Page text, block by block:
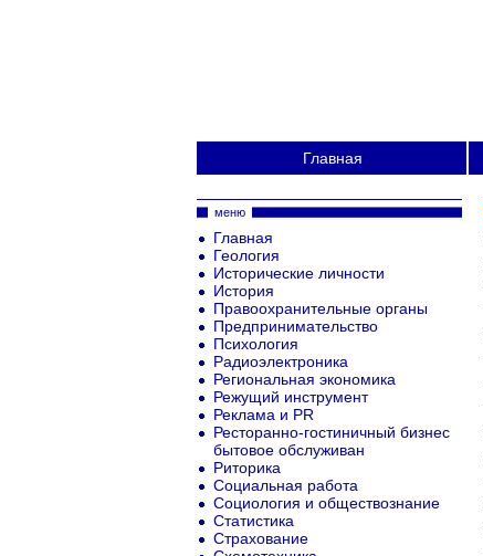
Главная
меню
Главная
Геология
Исторические личности
История
Правоохранительные органы
Предпринимательство
Психология
Радиоэлектроника
Региональная экономика
Режущий инструмент
Реклама и PR
Ресторанно-гостиничный бизнес
бытовое обслуживан
Риторика
Социальная работа
Социология и обществознание
Статистика
Страхование